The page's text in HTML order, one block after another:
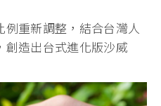
重新調整，結合台灣人
創造出台式進化版沙威